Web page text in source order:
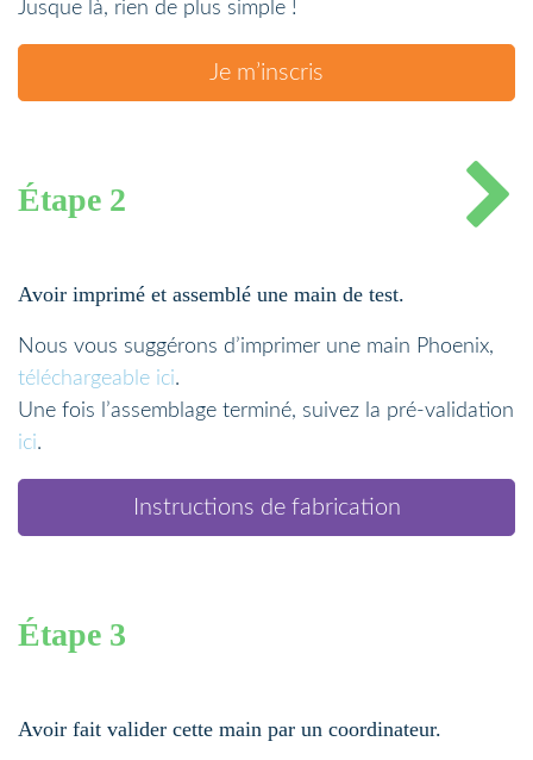
Jusque là, rien de plus simple !
Je m’inscris
Étape 2
Avoir imprimé et assemblé une main de test.
Nous vous suggérons d’imprimer une main Phoenix,
téléchargeable ici.
Une fois l’assemblage terminé, suivez la pré-validation
ici.
Instructions de fabrication
Étape 3
Avoir fait valider cette main par un coordinateur.